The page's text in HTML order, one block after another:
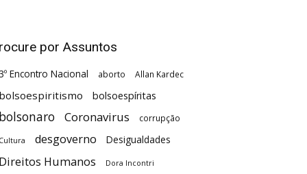
por Assuntos
Encontro Nacional aborto Allan Kardec
bolsoespíritas
Coronavirus corrupção
desgoverno Desigualdades
Humanos Dora Incontri